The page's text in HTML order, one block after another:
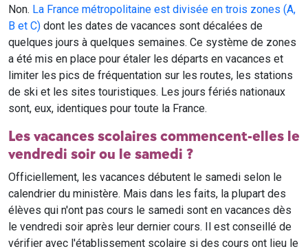
Non. La France métropolitaine est divisée en trois zones (A,
B et C) dont les dates de vacances sont décalées de
quelques jours à quelques semaines. Ce système de zones
a été mis en place pour étaler les départs en vacances et
limiter les pics de fréquentation sur les routes, les stations
de ski et les sites touristiques. Les jours fériés nationaux
sont, eux, identiques pour toute la France.
Les vacances scolaires commencent-elles le
vendredi soir ou le samedi ?
Officiellement, les vacances débutent le samedi selon le
calendrier du ministère. Mais dans les faits, la plupart des
élèves qui n'ont pas cours le samedi sont en vacances dès
le vendredi soir après leur dernier cours. Il est conseillé de
vérifier avec l'établissement scolaire si des cours ont lieu le